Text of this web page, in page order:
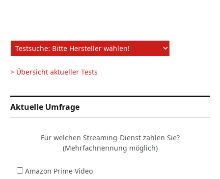
> Übersicht aktueller Tests
Aktuelle Umfrage
Für welchen Streaming-Dienst zahlen Sie?
(Mehrfachnennung möglich)
Amazon Prime Video